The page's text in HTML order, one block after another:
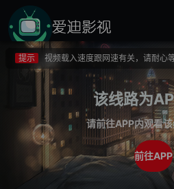
提示
提示
如果无法播放请重新刷新页面，或
提示
视频载入速度跟网速有关，请耐心
不要轻易相信视频中的广告，谨防
该线路为
请前往APP内观看
前往APP